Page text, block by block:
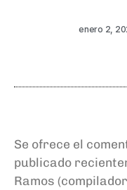
enero 2,
Se ofrece el
publicado
Ramos